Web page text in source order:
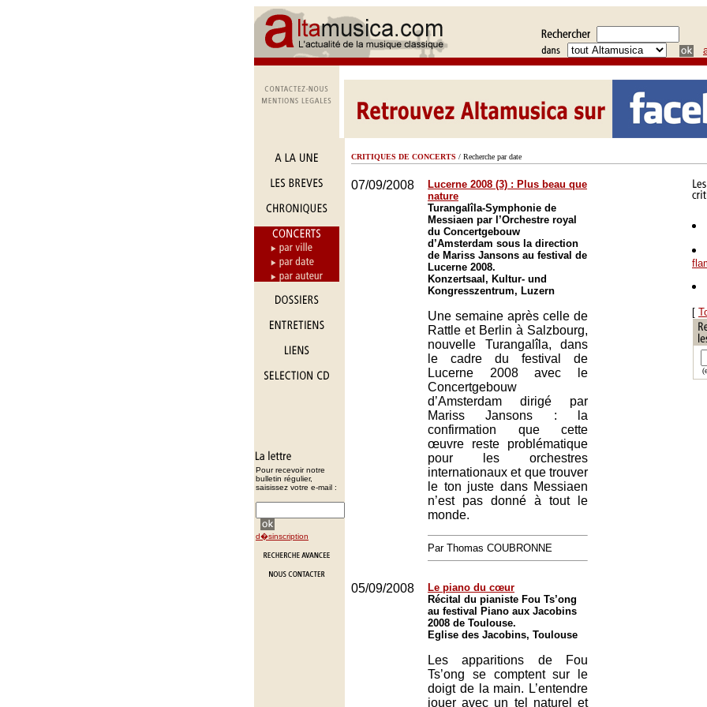
Pour recevoir notre
bulletin régulier,
saisissez votre e-mail :
d�sinscription
CRITIQUES DE CONCERTS / Recherche par date
07/09/2008
Lucerne 2008 (3) : Plus beau que
nature
Turangalîla-Symphonie de
Messiaen par l’Orchestre royal
du Concertgebouw
d’Amsterdam sous la direction
de Mariss Jansons au festival de
Lucerne 2008.
Konzertsaal, Kultur- und
Kongresszentrum, Luzern
Une semaine après celle de
Rattle et Berlin à Salzbourg,
nouvelle Turangalîla, dans
le cadre du festival de
Lucerne 2008 avec le
Concertgebouw
d’Amsterdam dirigé par
Mariss Jansons : la
confirmation que cette
œuvre reste problématique
pour les orchestres
internationaux et que trouver
le ton juste dans Messiaen
n’est pas donné à tout le
monde.
Par Thomas COUBRONNE
05/09/2008
Le piano du cœur
Récital du pianiste Fou Ts’ong
au festival Piano aux Jacobins
2008 de Toulouse.
Eglise des Jacobins, Toulouse
Les apparitions de Fou
Ts’ong se comptent sur le
doigt de la main. L’entendre
jouer avec un tel naturel et
[